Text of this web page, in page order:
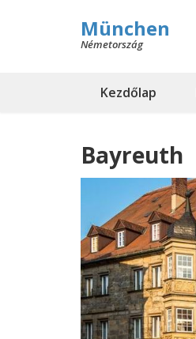
München
Németország
Kezdőlap
Bayreuth